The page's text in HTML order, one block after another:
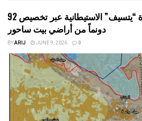
الاحتلال يرسّخ بؤرة “يتسيف” الاستيطانية عبر تخصيص 92
دونماً من أراضي بيت ساحور
BYARIJ JUNE 9, 2026 0